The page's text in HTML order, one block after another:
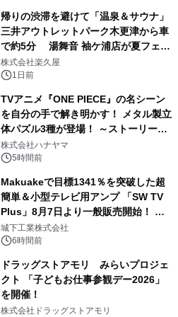
帰りの渋滞を避けて「温泉＆サウナ」
三井アウトレットパーク木更津から車
で約5分 湯舞音 袖ケ浦店が夏フェア
メニューを提供
株式会社楽久屋
1日前
TVアニメ『ONE PIECE』の名シーン
を自分の手で解き明かす！ メタル製立
体パズル3種が登場！ ～ストーリーと
ギミックが融合した 大人の体験型パズ
ルが8月7日(金)12時より先行予約受付
株式会社ハナヤマ
5時間前
Makuakeで目標1341％を突破した超
簡単＆小型テレビ用アンプ 「SW TV
Plus」8月7日より一般販売開始！ ケ
ーブル1本つなぐだけ、テレビの音が
ぐっと豊かに
城下工業株式会社
6時間前
ドラッグストアモリ みらいプロジェ
クト 「子どもお仕事参観デー2026」
を開催！
株式会社ドラッグストアモリ